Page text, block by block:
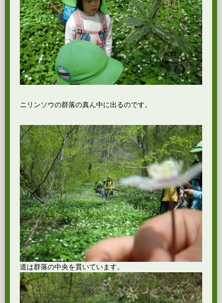
ニリンソウの群落の真ん中に出るのです。
道は群落の中央を貫いています。